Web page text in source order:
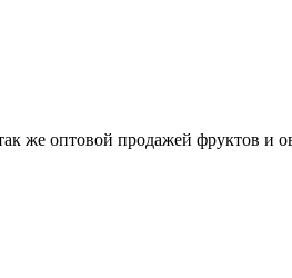
же оптовой продажей фруктов и